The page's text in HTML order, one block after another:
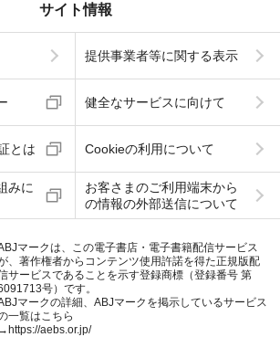
サイト情報
提供事業者等に関する表示
健全なサービスに向けて
とは Cookieの利用について
みに
お客さまのご利用端末から
の情報の外部送信について
マークは、この電子書店・電子書籍配信サービス
、著作権者からコンテンツ使用許諾を得た正規版配
サービスであることを示す登録商標（登録番号 第
号）です。
マークの詳細、ABJマークを掲示しているサービス
一覧はこちら
→https://aebs.or.jp/